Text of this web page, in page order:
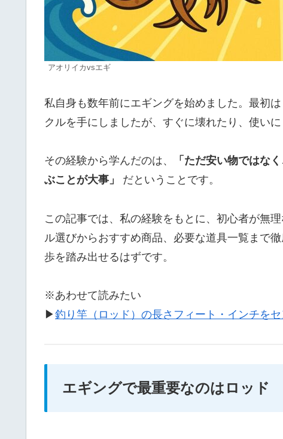
アオリイカvsエギ
私自身も数年前にエギングを始めました。最初
クルを手にしましたが、すぐに壊れたり、使い
その経験から学んだのは、
「ただ安い物ではな
ぶことが大事」
だということです。
この記事では、私の経験をもとに、初心者が無
ル選びからおすすめ商品、必要な道具一覧まで
歩を踏み出せるはずです。
※あわせて読みたい
▶釣り竿（ロッド）の長さフィート・インチを
エギングで最重要なのはロッド